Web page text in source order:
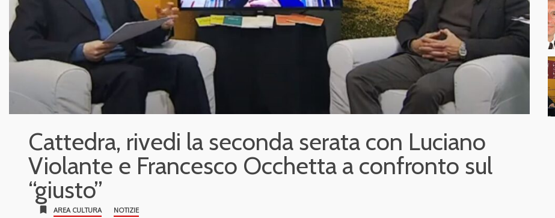
Cattedra, rivedi la seconda serata con Luciano
Violante e Francesco Occhetta a confronto sul
“giusto”
bookmark AREA CULTURA NOTIZIE